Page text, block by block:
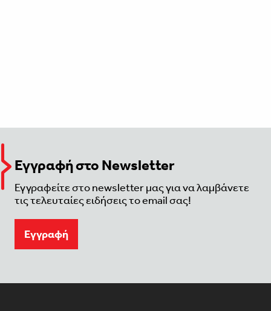
Εγγραφή στο Newsletter
Εγγραφείτε στο newsletter μας για να λαμβάνετε
τις τελευταίες ειδήσεις το email σας!
Eγγραφή